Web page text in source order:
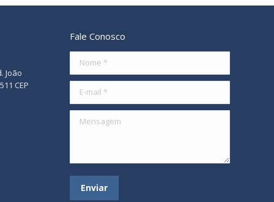
João
CEP
Fale Conosco
Nome *
E-mail *
Mensagem
Enviar